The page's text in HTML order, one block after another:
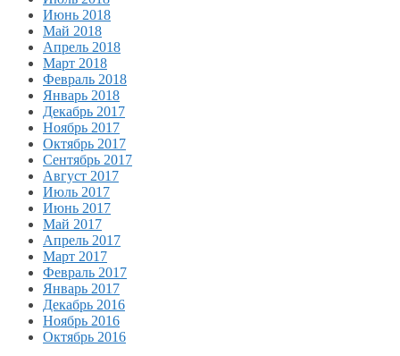
Июнь 2018
Май 2018
Апрель 2018
Март 2018
Февраль 2018
Январь 2018
Декабрь 2017
Ноябрь 2017
Октябрь 2017
Сентябрь 2017
Август 2017
Июль 2017
Июнь 2017
Май 2017
Апрель 2017
Март 2017
Февраль 2017
Январь 2017
Декабрь 2016
Ноябрь 2016
Октябрь 2016